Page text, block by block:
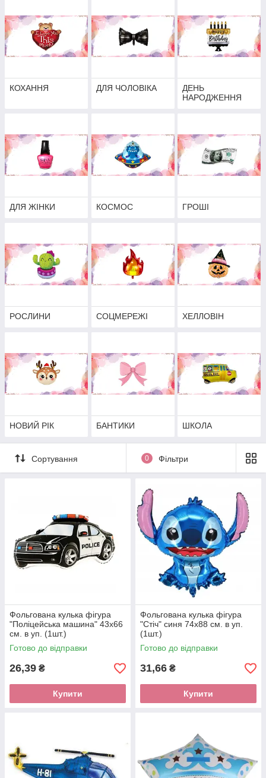
КОХАННЯ ДЛЯ ЧОЛОВІКА
ДЕНЬ
НАРОДЖЕННЯ
ДЛЯ ЖІНКИ КОСМОС ГРОШІ
РОСЛИНИ СОЦМЕРЕЖІ ХЕЛЛОВІН
НОВИЙ РІК БАНТИКИ ШКОЛА
Сортування 0 Фільтри
Фольгована кулька фігура
"Поліцейська машина" 43х66
см. в уп. (1шт.)
Готово до відправки
26,39 ₴
Купити
Фольгована кулька фігура
"Стіч" синя 74х88 см. в уп.
(1шт.)
Готово до відправки
31,66 ₴
Купити